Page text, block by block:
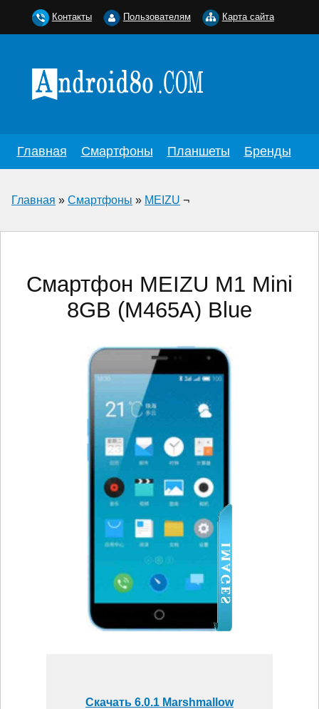
Главная Смартфоны Планшеты Бренды
Главная » Смартфоны » MEIZU ¬
Смартфон MEIZU M1 Mini
8GB (M465A) Blue
Скачать 6.0.1 Marshmallow
Контакты Пользователям Карта сайта